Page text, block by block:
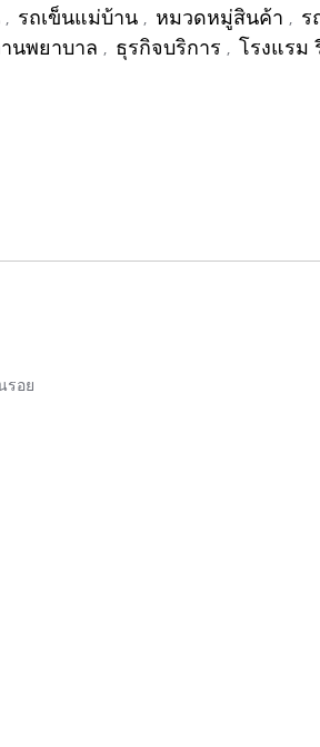
, รถเข็นแม่บ้าน , หมวดหมู่สินค้า , ร
นพยาบาล , ธุรกิจบริการ , โรงแรม
รอย